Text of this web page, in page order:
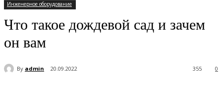
Инженерное оборудование
Что такое дождевой сад и зачем
он вам
By admin 20.09.2022 0
355